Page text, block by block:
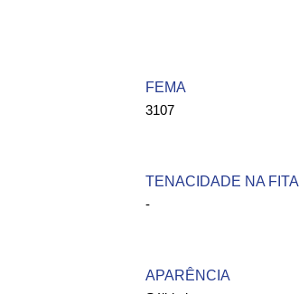
FEMA ​
3107
TENACIDADE NA FITA
-
APARÊNCIA